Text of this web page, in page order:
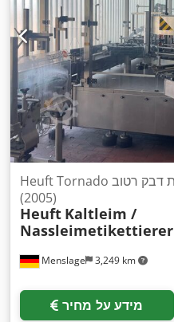
Menslage 3,249 km
Heuft Tornado דבק קר / מתווית דבק רטוב
(2005)
Heuft Kaltleim /
Nassleimetikettierer
מידע על מחיר